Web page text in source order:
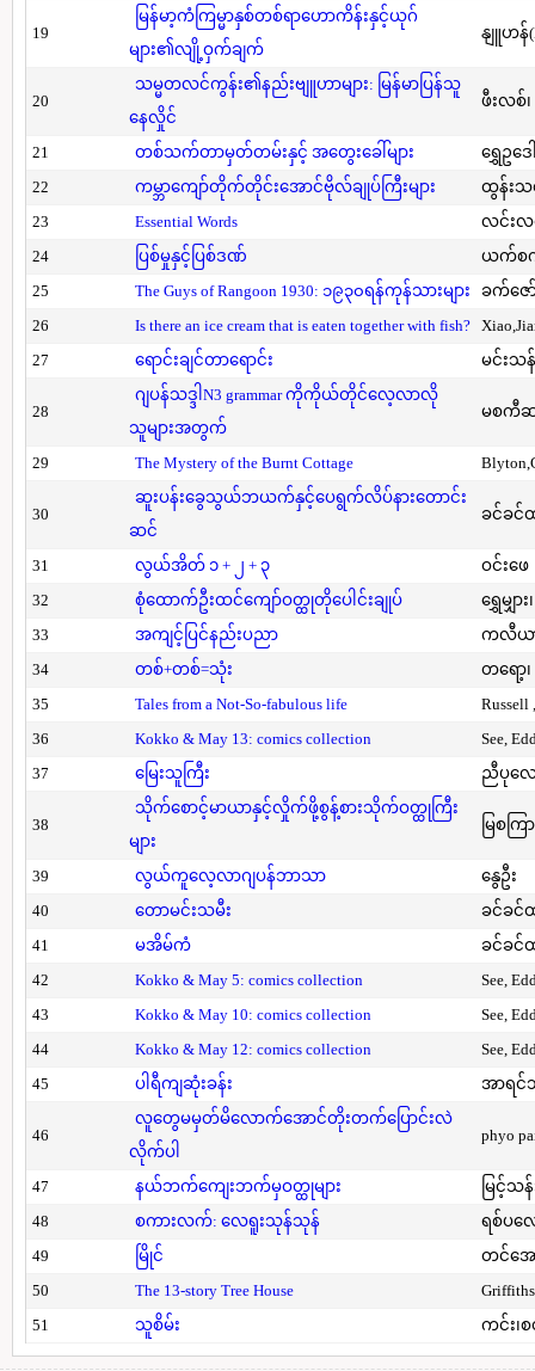
19
မြန်မာ့ကံကြမ္မာနှစ်တစ်ရာဟောကိန်းနှင့်ယုဂ်
များ၏လျို့ဝှက်ချက်
နျူဟန်
20
သမ္မတလင်ကွန်း၏နည်းဗျူဟာများ: မြန်မာပြန်သူ
နေလှိုင်
ဖီးလစ်
21 တစ်သက်တာမှတ်တမ်းနှင့် အတွေးခေါ်များ
ရွှေဥဒေ
22
ကမ္ဘာကျော်တိုက်တိုင်းအောင်ဗိုလ်ချုပ်ကြီးများ
ထွန်းသ
23
Essential Words
လင်းလ
24
ပြစ်မှုနှင့်ပြစ်ဒဏ်
ယက်စကီ
25
The Guys of Rangoon 1930: ၁၉၃၀ရန်ကုန်သားများ
ခက်ဇေ
26
Is there an ice cream that is eaten together with fish?
27
ရောင်းချင်တာရောင်း မင်းသ
28
ဂျပန်သဒ္ဒါN3 grammar ကိုကိုယ်တိုင်လေ့လာလို
သူများအတွက်
မစကီ
29 The Mystery of the Burnt Cottage
30
ဆူးပန်းခွေသွယ်ဘယက်နှင့်ပေရွက်လိပ်နားတောင်း
ဆင်
ခင်ခင်
31 လွယ်အိတ် ၁ + ၂ + ၃
ဝင်းဖေ
32
စုံထောက်ဦးထင်ကျော်ဝတ္ထုတိုပေါင်းချုပ်
ရွှေမျှား
33
အကျင့်ပြင်နည်းပညာ
ကလီယာ
34
တစ်+တစ်=သုံး
တရော့၊
35
Tales from a Not-So-fabulous life
Russell
36
Kokko & May 13: comics collection
See,
37
မြေးသူကြီး ညီပုလေ
38
သိုက်စောင့်မာယာနှင့်လှိုက်ဖို့စွန့်စားသိုက်ဝတ္ထုကြီး
များ
မြစကြာ
39 လွယ်ကူလေ့လာဂျပန်ဘာသာ
နွေဦး
40
တောမင်းသမီး
ခင်ခင်
41
မအိမ်ကံ
ခင်ခင်
42
Kokko & May 5: comics collection
See,
43
Kokko & May 10: comics collection
See,
44
Kokko & May 12: comics collection
See,
45
ပါရီကျဆုံးခန်း အာရင်
46
လူတွေမမှတ်မိလောက်အောင်တိုးတက်ပြောင်းလဲ
လိုက်ပါ
phyo
47 နယ်ဘက်ကျေးဘက်မှဝတ္ထုများ
မြင့်သန်
48
စကားလက်: လေရူးသုန်သုန်
ရစ်ပလ
49
မြိုင်
တင်အေ
50
The 13-story Tree House
51
သူစိမ်း ကင်း၊